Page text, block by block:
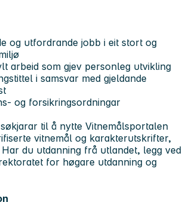
og utfordrande jobb i eit stort og
arbeid som gjev personleg utvikling
i samsvar med gjeldande
og forsikringsordningar
til å nytte Vitnemålsportalen
vitnemål og karakterutskrifter,
du utdanning frå utlandet, legg ved
for høgare utdanning og